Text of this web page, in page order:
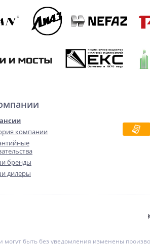
компании
бренды
дилеры
могут быть без уведомления изменены